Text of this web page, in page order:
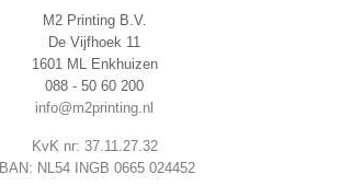
M2 Printing B.V.
De Vijfhoek 11
1601 ML Enkhuizen
088 - 50 60 200
info@m2printing.nl
KvK nr: 37.11.27.32
IBAN: NL54 INGB 0665 024452